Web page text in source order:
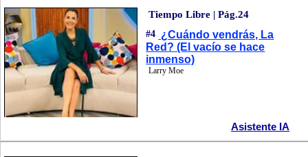
Tiempo Libre | Pág.24
#4 ¿Cuándo vendrás, La
Red? (El vacío se hace
inmenso)
Larry Moe
Asistente IA